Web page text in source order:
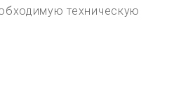
техническую